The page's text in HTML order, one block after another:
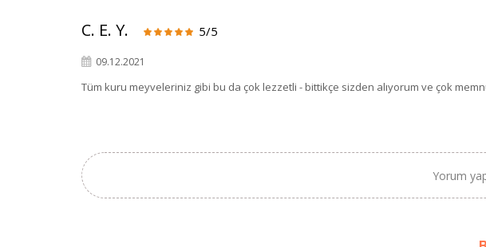
C. E. Y. 5/5
09.12.2021
Tüm kuru meyveleriniz gibi bu da çok lezzetli - bittikçe sizden alıyorum ve çok
Yorum
2690,00 TL
2071,30 TL